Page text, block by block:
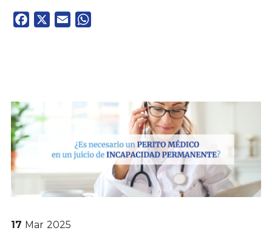
Facebook Email
17 Mar 2025